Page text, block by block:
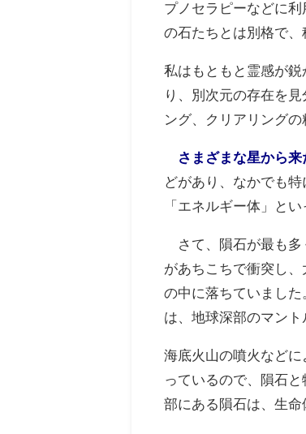
プノセラピーなどに
の石たちとは別格で、
私はもともと霊感が
り、別次元の存在を見
ング、クリアリングの
さまざまな星から
どがあり、なかでも
「エネルギー体」と
さて、隕石が最も多
があちこちで衝突し
の中に落ちていまし
は、地球深部のマント
海底火山の噴火など
っているので、隕石
部にある隕石は、生命